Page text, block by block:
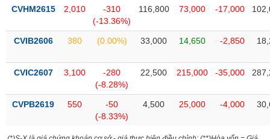
CVHM2615 2,010
-310
(-13.36%)
116,800 73,000 -17,000
CVIB2606 380 (0.00%) 33,000 14,650 -2,850
CVIC2607 3,100
-280
(-8.28%)
22,500 215,000 -35,000
CVPB2619 550
-50
(-8.33%)
4,500 25,000 -4,000
TIÊU
DÙNG
YẾU